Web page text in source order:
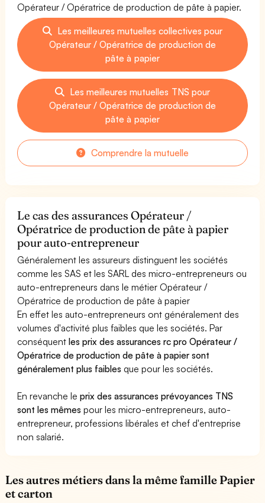
Opérateur / Opératrice de production de pâte à papier.
Les meilleures mutuelles collectives pour
Opérateur / Opératrice de production de
pâte à papier
Les meilleures mutuelles TNS pour
Opérateur / Opératrice de production de
pâte à papier
Comprendre la mutuelle
Le cas des assurances Opérateur /
Opératrice de production de pâte à papier
pour auto-entrepreneur
Généralement les assureurs distinguent les sociétés
comme les SAS et les SARL des micro-entrepreneurs ou
auto-entrepreneurs dans le métier Opérateur /
Opératrice de production de pâte à papier
En effet les auto-entrepreneurs ont généralement des
volumes d'activité plus faibles que les sociétés. Par
conséquentles prix des assurances rc pro Opérateur /
Opératrice de production de pâte à papier sont
généralement plus faibles que pour les sociétés.
En revanche leprix des assurances prévoyances TNS
sont les mêmes pour les micro-entrepreneurs, auto-
entrepreneur, professions libérales et chef d'entreprise
non salarié.
Les autres métiers dans la même famille Papier
et carton